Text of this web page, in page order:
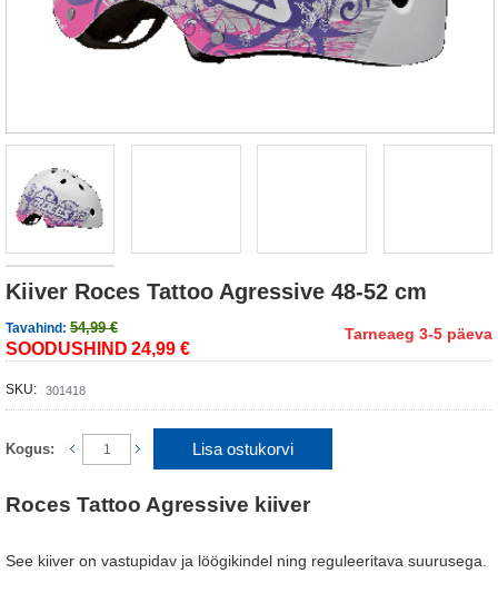
Kiiver Roces Tattoo Agressive 48-52 cm
Tavahind: 54,99 €
SOODUSHIND 24,99 €
Tarneaeg 3-5 päeva
SKU: 301418
Kogus: Lisa ostukorvi
Roces Tattoo Agressive kiiver
See kiiver on vastupidav ja löögikindel ning reguleeritava suurusega.